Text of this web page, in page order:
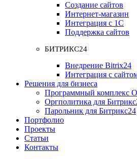
Создание сайтов
Интернет-магазин
Интеграция с 1С
Поддержка сайтов
БИТРИКС24
Внедрение Bitrix24
Интеграция с
Решения для бизнеса
Программный комплекс
Оргполитика для
Парольник для Битрикс24
Портфолио
Проекты
Статьи
Контакты